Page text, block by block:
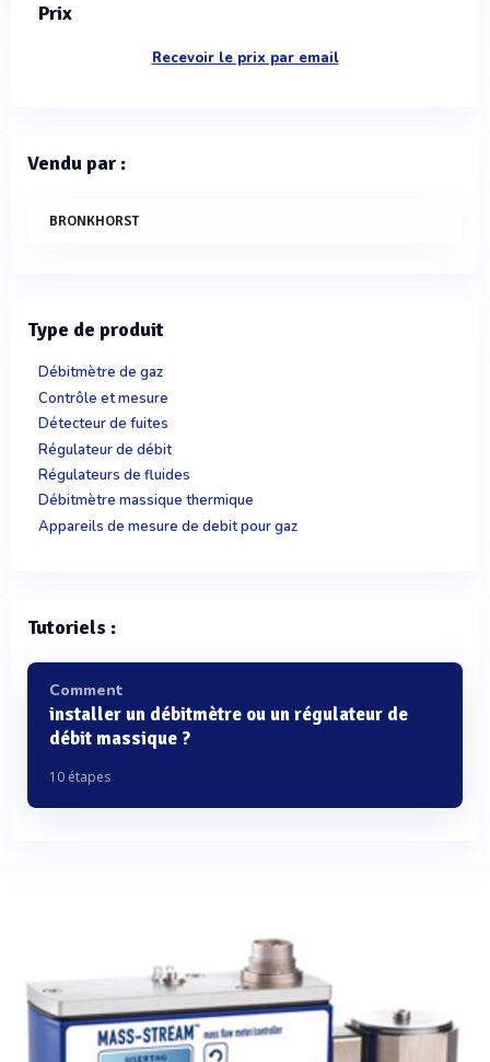
Prix
Recevoir le prix par email
Vendu par :
BRONKHORST
Type de produit
Débitmètre de gaz
Contrôle et mesure
Détecteur de fuites
Régulateur de débit
Régulateurs de fluides
Débitmètre massique thermique
Appareils de mesure de debit pour gaz
Tutoriels :
Comment
installer un débitmètre ou un régulateur de
débit massique ?
10 étapes